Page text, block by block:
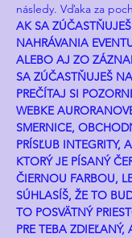
následy. Vďaka za
AK SA
NAHRÁVANIA
ALEBO AJ ZO
SA ZÚČASTŇUJEŠ
PREČÍTAJ SI
WEBKE
SMERNICE,
PRÍSĽUB INTEGRITY,
KTORÝ JE PÍSANÝ
ČIERNOU FARBOU,
SÚHLASÍŠ, ŽE TO
TO POSVÄTNÝ
PRE TEBA